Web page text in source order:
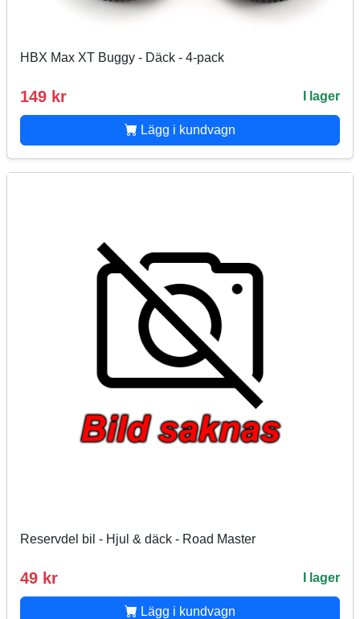
HBX Max XT Buggy - Däck - 4-pack
149 kr I lager
Lägg i kundvagn
Reservdel bil - Hjul & däck - Road Master
49 kr I lager
Lägg i kundvagn